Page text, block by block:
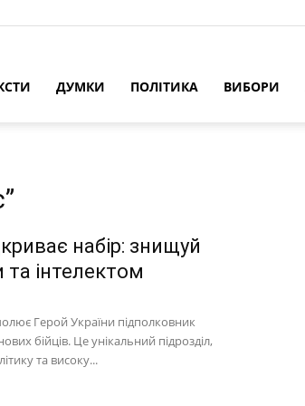
ДУМКИ ПОЛІТИКА ВИБОРИ
набір: знищуй
та інтелектом
Герой України підполковник
бійців. Це унікальний підрозділ,
та високу...